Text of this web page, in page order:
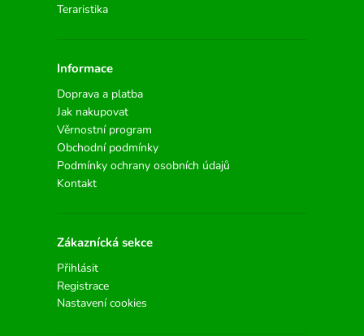
Teraristika
Informace
Doprava a platba
Jak nakupovat
Věrnostní program
Obchodní podmínky
Podmínky ochrany osobních údajů
Kontakt
Zákaznícká sekce
Přihlásit
Registrace
Nastavení cookies